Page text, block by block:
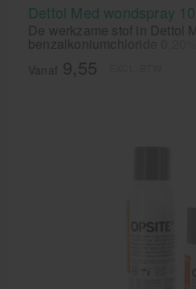
Dettol Med wondspray
De werkzame stof in Dettol
benzalkoniumchloride
gebruikt om verse kleine
gewone bacteriën die
Vanaf 9,55